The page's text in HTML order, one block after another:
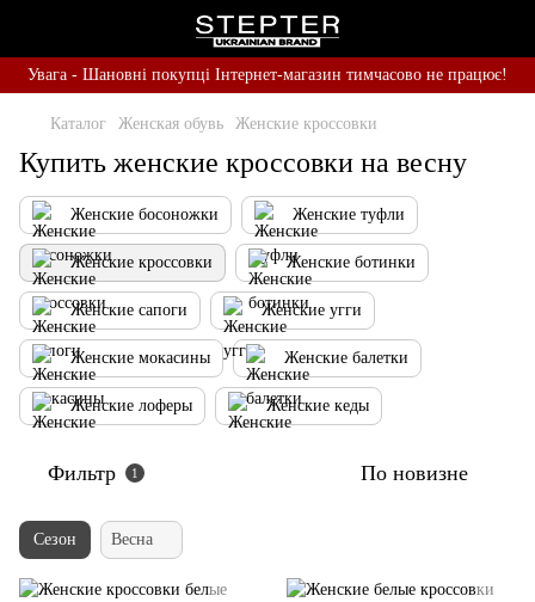
Увага - Шановні покупці Інтернет-магазин тимчасово не працює!
Каталог Женская обувь Женские кроссовки
Купить женские кроссовки на весну
Женские босоножки Женские туфли
Женские кроссовки Женские ботинки
Женские сапоги Женские угги
Женские мокасины Женские балетки
Женские лоферы Женские кеды
Фильтр 1 По новизне
Сезон Весна